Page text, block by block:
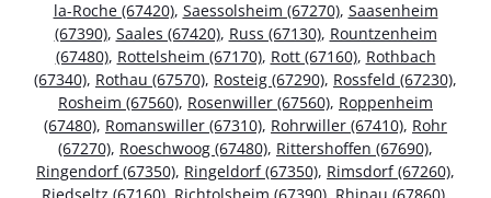
la-Roche (67420), Saessolsheim (67270), Saasenheim
(67390), Saales (67420), Russ (67130), Rountzenheim
(67480), Rottelsheim (67170), Rott (67160), Rothbach
(67340), Rothau (67570), Rosteig (67290), Rossfeld (67230),
Rosheim (67560), Rosenwiller (67560), Roppenheim
(67480), Romanswiller (67310), Rohrwiller (67410), Rohr
(67270), Roeschwoog (67480), Rittershoffen (67690),
Ringendorf (67350), Ringeldorf (67350), Rimsdorf (67260),